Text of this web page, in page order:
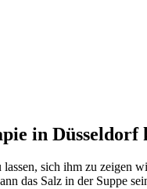
in Düsseldorf
sich ihm zu
das Salz in der Suppe